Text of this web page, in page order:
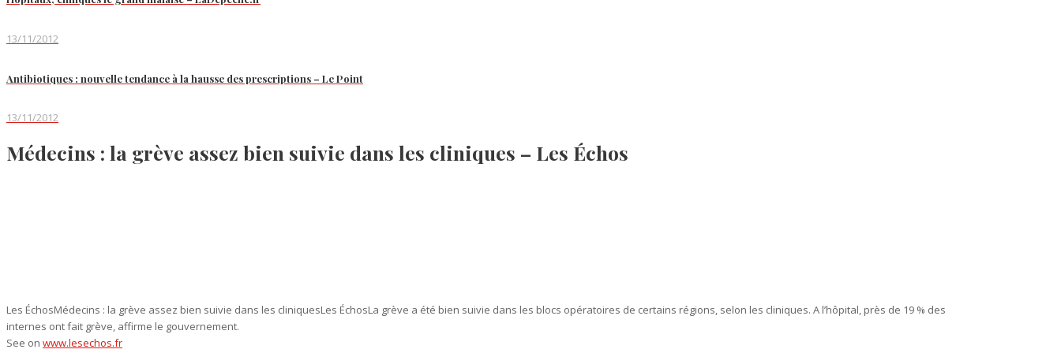
13/11/2012
Antibiotiques : nouvelle tendance à la hausse des prescriptions – Le Point
13/11/2012
Médecins : la grève assez bien suivie dans les cliniques – Les Échos
Les ÉchosMédecins : la grève assez bien suivie dans les cliniquesLes ÉchosLa grève a été bien suivie dans les blocs opératoires de certains régions, selon les cliniques. A l’hôpital, près de 19 % des
internes ont fait grève, affirme le gouvernement.
See on www.lesechos.fr